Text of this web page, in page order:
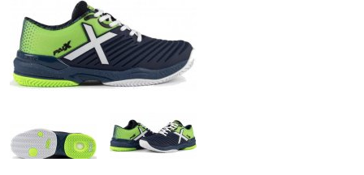
Onze testrackets - try and buy
Topdeals
Padel Kleding
Padelrackets
Blog
Retour-, garantie en verz